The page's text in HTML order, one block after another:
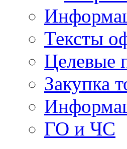
Тексты
Целевые
Закупка
ГО и ЧС